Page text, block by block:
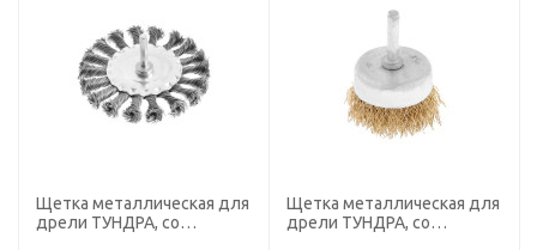
Щетка металлическая для
дрели ТУНДРА, со
Щетка металлическая для
дрели ТУНДРА, со